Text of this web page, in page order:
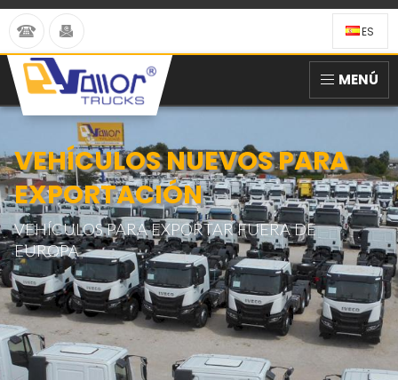
ES
MENÚ
VEHÍCULOS NUEVOS PARA
EXPORTACIÓN
VEHÍCULOS PARA EXPORTAR FUERA DE
EUROPA